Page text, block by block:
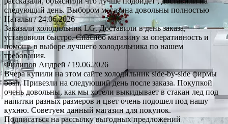
следующий день. Выбором магазина довольны полностью
Наталья/ 24.06.2026
Заказали холодильник LG. Доставили в день заказа,
установили быстро. Спасибо магазину за оперативность и
помощь в выборе лучшего холодильника по нашем
требования.
Филипов Андрей / 19.06.2026
Вчера купили на этом сайте холодильник side-by-side фирмы
bosh. Привезли на следующий день после заказа. Покупкой
очень довольны, как мы хотели выкидывает в стакан лед под
напитки разных размеров и цвет очень подошел под нашу
кухню. Советуем данный магазин для покупок.
Подписаться на рассылку выгодных предложений